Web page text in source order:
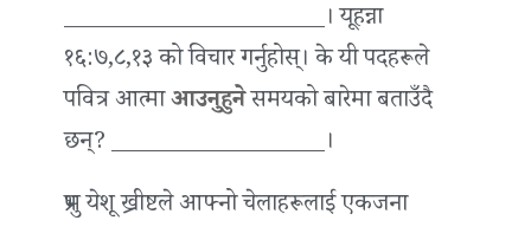
______________________। यूहन्ना
१६:७,८,१३ को विचार गर्नुहोस्। के यी पदहरूले
पवित्र आत्माआउनुहुनेसमयको बारेमा बताउँदै
छन्? __________________।
प्रभु येशू ख्रीष्टले आफ्नो चेलाहरूलाई एकजना